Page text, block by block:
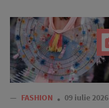
— FASHION 09 iulie 2026